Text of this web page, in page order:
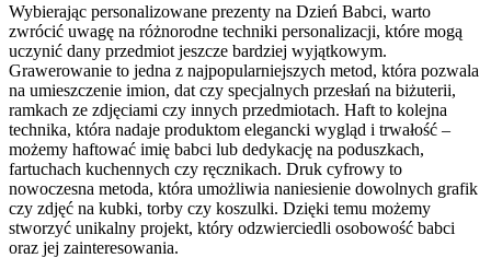
Wybierając personalizowane prezenty na Dzień Babci, warto
zwrócić uwagę na różnorodne techniki personalizacji, które mogą
uczynić dany przedmiot jeszcze bardziej wyjątkowym.
Grawerowanie to jedna z najpopularniejszych metod, która pozwala
na umieszczenie imion, dat czy specjalnych przesłań na biżuterii,
ramkach ze zdjęciami czy innych przedmiotach. Haft to kolejna
technika, która nadaje produktom elegancki wygląd i trwałość –
możemy haftować imię babci lub dedykację na poduszkach,
fartuchach kuchennych czy ręcznikach. Druk cyfrowy to
nowoczesna metoda, która umożliwia naniesienie dowolnych grafik
czy zdjęć na kubki, torby czy koszulki. Dzięki temu możemy
stworzyć unikalny projekt, który odzwierciedli osobowość babci
oraz jej zainteresowania.